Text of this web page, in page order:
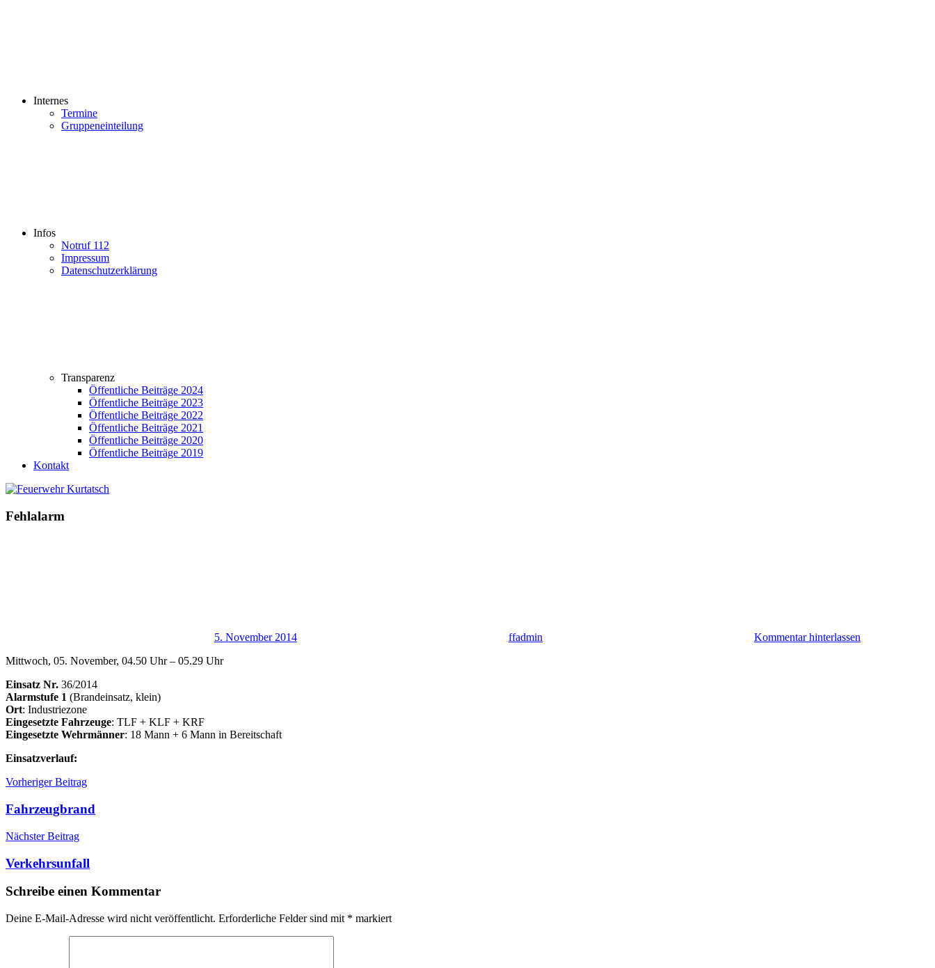
Internes
Termine
Gruppeneinteilung
Infos
Notruf 112
Impressum
Datenschutzerklärung
Transparenz
Öffentliche Beiträge 2024
Öffentliche Beiträge 2023
Öffentliche Beiträge 2022
Öffentliche Beiträge 2021
Öffentliche Beiträge 2020
Öffentliche Beiträge 2019
Kontakt
Fehlalarm
5. November 2014 ffadmin
Kommentar hinterlassen
Mittwoch, 05. November, 04.50 Uhr – 05.29 Uhr
Einsatz Nr. 36/2014
Alarmstufe 1 (Brandeinsatz, klein)
Ort: Industriezone
Eingesetzte Fahrzeuge: TLF + KLF + KRF
Eingesetzte Wehrmänner: 18 Mann + 6 Mann in Bereitschaft
Einsatzverlauf:
Einsätze
EinsatzFehlalarmIndustriezone
Beitragsnavigation
Vorheriger Beitrag
Fahrzeugbrand
Nächster Beitrag
Verkehrsunfall
Schreibe einen Kommentar
Deine E-Mail-Adresse wird nicht veröffentlicht. Erforderliche Felder sind mit * markiert